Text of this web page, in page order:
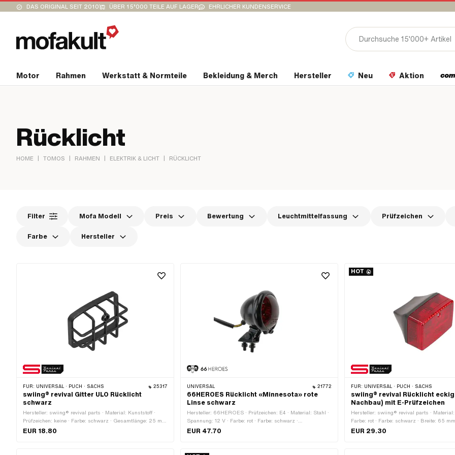
DAS ORIGINAL SEIT 2010 ÜBER 15’000 TEILE AUF LAGER EHRLICHER KUNDENSERVICE
Motor Rahmen Werkstatt & Normteile Bekleidung & Merch Hersteller Neu Aktion
Rücklicht
HOME | TOMOS | RAHMEN | ELEKTRIK & LICHT | RÜCKLICHT
Filter Mofa Modell Preis Bewertung Leuchtmittelfassung Prüfzeichen
Farbe Hersteller
FÜR: UNIVERSAL · PUCH · SACHS 25317
swiing® revival Gitter ULO Rücklicht
schwarz
Hersteller: swiing® revival parts · Material: Kunststoff ·
Prüfzeichen: keine · Farbe: schwarz · Gesamtlänge: 25 mm
· Breite: 72 mm · Höhe: 53 mm
EUR 18.80
UNIVERSAL 21772
66HEROES Rücklicht «Minnesota» rote
Linse schwarz
Hersteller: 66HEROES · Prüfzeichen: E4 · Material: Stahl ·
Spannung: 12 V · Farbe: rot · Farbe: schwarz ·
Leuchtmittelfassung: Platine / Einsatz (LED) · Höhe: 72
Batteriebetrieben: Nein · Bremslicht: Ja · Reflektoren: Ja
EUR 47.70
HOT
FÜR: UNIVERSAL · PUCH · SACHS
swiing® revival Rücklicht eckig
Nachbau) mit E-Prüfzeichen
Hersteller: swiing® revival parts · Material:
Farbe: rot · Farbe: schwarz · Breite: 65 mm
Leuchtmittelfassung: BA9s · Höhe: 50 mm ·
EUR 29.30